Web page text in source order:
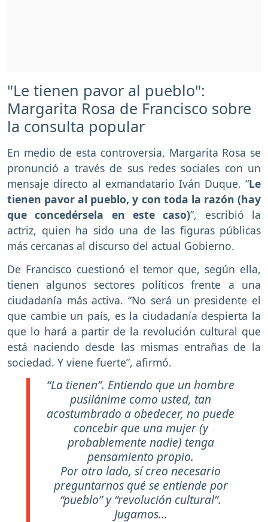
"Le tienen pavor al pueblo":
Margarita Rosa de Francisco sobre
la consulta popular
En medio de esta controversia, Margarita Rosa se
pronunció a través de sus redes sociales con un
mensaje directo al exmandatario Iván Duque. “Le
tienen pavor al pueblo, y con toda la razón (hay
que concedérsela en este caso)”, escribió la
actriz, quien ha sido una de las figuras públicas
más cercanas al discurso del actual Gobierno.
De Francisco cuestionó el temor que, según ella,
tienen algunos sectores políticos frente a una
ciudadanía más activa. “No será un presidente el
que cambie un país, es la ciudadanía despierta la
que lo hará a partir de la revolución cultural que
está naciendo desde las mismas entrañas de la
sociedad. Y viene fuerte”, afirmó.
“La tienen”. Entiendo que un hombre
pusilánime como usted, tan
acostumbrado a obedecer, no puede
concebir que una mujer (y
probablemente nadie) tenga
pensamiento propio.
Por otro lado, sí creo necesario
preguntarnos qué se entiende por
“pueblo” y “revolución cultural”.
Jugamos…